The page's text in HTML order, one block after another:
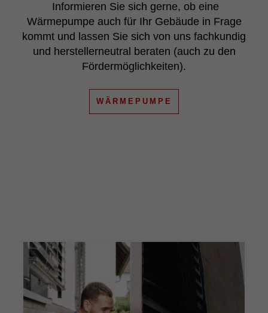
Informieren Sie sich gerne, ob eine
Wärmepumpe auch für Ihr Gebäude in Frage
kommt und lassen Sie sich von uns fachkundig
und herstellerneutral beraten (auch zu den
Fördermöglichkeiten).
WÄRMEPUMPE